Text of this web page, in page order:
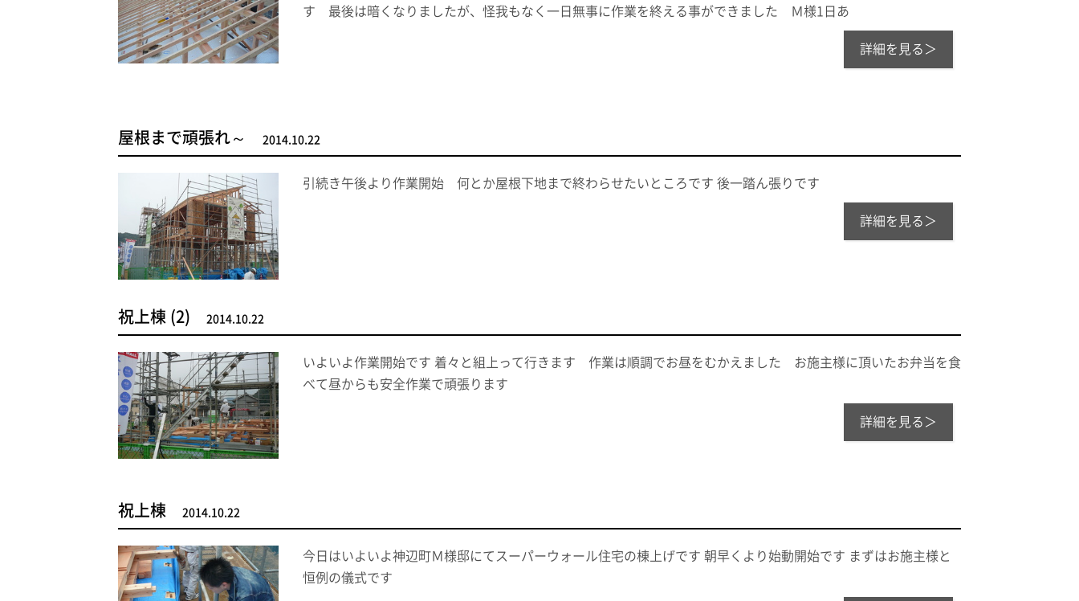
す 最後は暗くなりましたが、怪我もなく一日無事に作業を終える事ができました Ｍ様1日あ
詳細を見る＞
屋根まで頑張れ～ 2014.10.22
引続き午後より作業開始 何とか屋根下地まで終わらせたいところです 後一踏ん張りです
詳細を見る＞
祝上棟 (2) 2014.10.22
いよいよ作業開始です 着々と組上って行きます 作業は順調でお昼をむかえました お施主様に頂いたお弁当を食
べて昼からも安全作業で頑張ります
詳細を見る＞
祝上棟 2014.10.22
今日はいよいよ神辺町Ｍ様邸にてスーパーウォール住宅の棟上げです 朝早くより始動開始です まずはお施主様と
恒例の儀式です